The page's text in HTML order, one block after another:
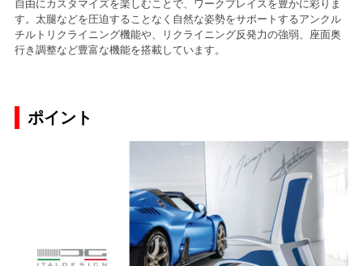
自由にカスタマイズを楽しむことで、ワークプレイスを豊かに彩りま
す。太腿などを圧迫することなく自然な姿勢をサポートするアンクル
チルトリクライニング機能や、リクライニング反発力の強弱、座面奥
行き調整など豊富な機能を搭載しています。
ポイント